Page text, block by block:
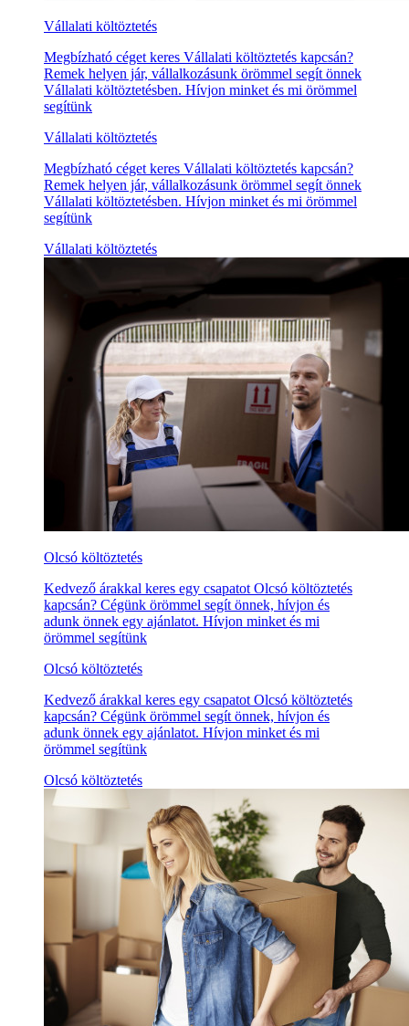
Vállalati költöztetés
Megbízható céget keres Vállalati költöztetés kapcsán?
Remek helyen jár, vállalkozásunk örömmel segít önnek
Vállalati költöztetésben. Hívjon minket és mi örömmel
segítünk
Vállalati költöztetés
Megbízható céget keres Vállalati költöztetés kapcsán?
Remek helyen jár, vállalkozásunk örömmel segít önnek
Vállalati költöztetésben. Hívjon minket és mi örömmel
segítünk
Vállalati költöztetés
Olcsó költöztetés
Kedvező árakkal keres egy csapatot Olcsó költöztetés
kapcsán? Cégünk örömmel segít önnek, hívjon és
adunk önnek egy ajánlatot. Hívjon minket és mi
örömmel segítünk
Olcsó költöztetés
Kedvező árakkal keres egy csapatot Olcsó költöztetés
kapcsán? Cégünk örömmel segít önnek, hívjon és
adunk önnek egy ajánlatot. Hívjon minket és mi
örömmel segítünk
Olcsó költöztetés